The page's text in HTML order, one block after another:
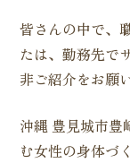
皆さんの中で、
たは、勤務先で
非ご紹介をお願
沖縄 豊見城市豊
む女性の身体づ